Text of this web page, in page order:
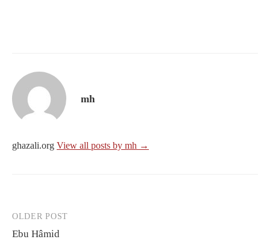
mh
ghazali.org View all posts by mh →
Post
navigation
OLDER POST
Ebu Hâmid